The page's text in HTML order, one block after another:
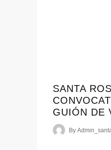
SANTA
GUIÓN DE
By